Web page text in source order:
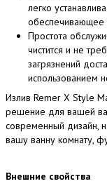
легко
обеспечивающее
Простота
чистится и не
загрязнений
использованием
Излив Remer X Style
решение для вашей
современный дизайн,
вашу ванну комнату,
Внешние свойства